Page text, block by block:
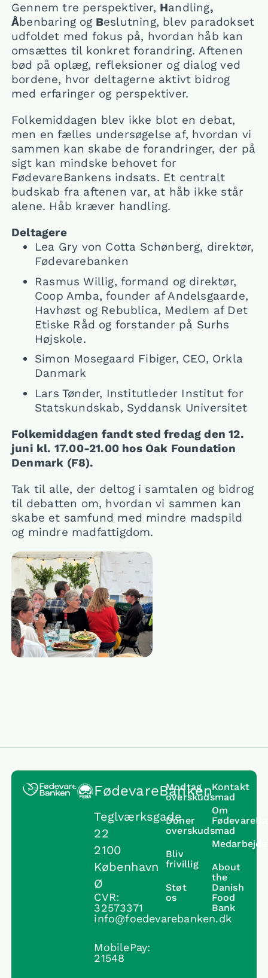
Gennem tre perspektiver, Handling,
Åbenbaring og Beslutning, blev paradokset
udfoldet med fokus på, hvordan håb kan
omsættes til konkret forandring. Aftenen
bød på oplæg, refleksioner og dialog ved
bordene, hvor deltagerne aktivt bidrog
med erfaringer og perspektiver.
Folkemiddagen blev ikke blot en debat,
men en fælles undersøgelse af, hvordan vi
sammen kan skabe de forandringer, der på
sigt kan mindske behovet for
FødevareBankens indsats. Et centralt
budskab fra aftenen var, at håb ikke står
alene. Håb kræver handling.
Deltagere
Lea Gry von Cotta Schønberg, direktør,
Fødevarebanken
Rasmus Willig, formand og direktør,
Coop Amba, founder af Andelsgaarde,
Havhøst og Rebublica, Medlem af Det
Etiske Råd og forstander på Surhs
Højskole.
Simon Mosegaard Fibiger, CEO, Orkla
Danmark
Lars Tønder, Institutleder Institut for
Statskundskab, Syddansk Universitet
Folkemiddagen fandt sted fredag den 12.
juni kl. 17.00-21.00 hos Oak Foundation
Denmark (F8).
Tak til alle, der deltog i samtalen og bidrog
til debatten om, hvordan vi sammen kan
skabe et samfund med mindre madspild
og mindre madfattigdom.
FødevareBanken
Teglværksgade
22
2100
København
Ø
CVR:
32573371
info@foedevarebanken.dk
MobilePay:
21548
Modtag
overskudsmad
Doner
overskudsmad
Bliv
frivillig
Støt
os
Kontakt
Om
About
the
Danish
Food
Bank